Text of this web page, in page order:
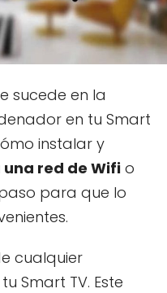
sucede en la
en tu Smart
instalar y
red de Wifi o
para que lo
cualquier
Smart TV. Este